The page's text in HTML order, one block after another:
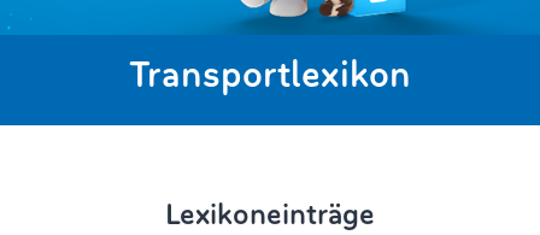
Transportlexikon
Lexikoneinträge